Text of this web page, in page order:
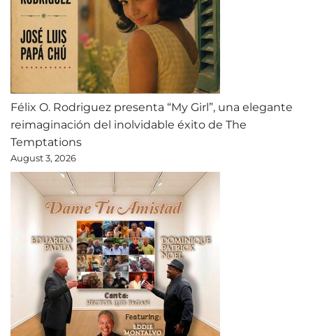
Félix O. Rodriguez presenta “My Girl”, una elegante
reimaginación del inolvidable éxito de The
Temptations
August 3, 2026